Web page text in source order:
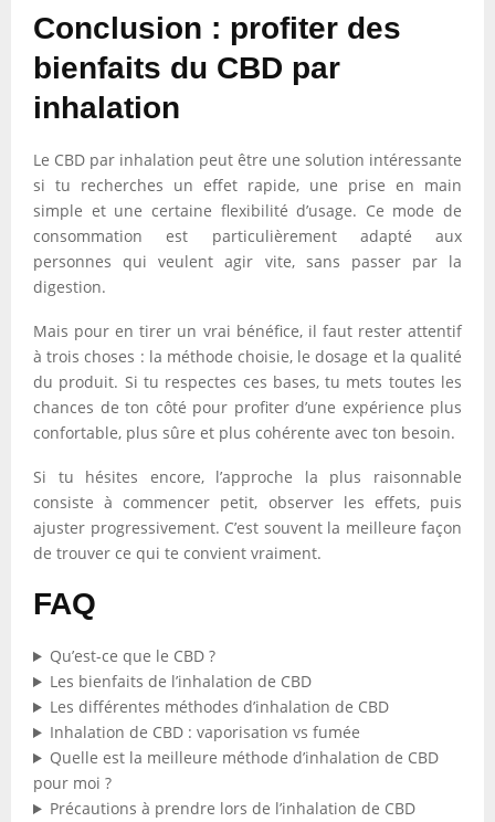
Conclusion : profiter des
bienfaits du CBD par
inhalation
Le CBD par inhalation peut être une solution intéressante
si tu recherches un effet rapide, une prise en main
simple et une certaine flexibilité d’usage. Ce mode de
consommation est particulièrement adapté aux
personnes qui veulent agir vite, sans passer par la
digestion.
Mais pour en tirer un vrai bénéfice, il faut rester attentif
à trois choses : la méthode choisie, le dosage et la qualité
du produit. Si tu respectes ces bases, tu mets toutes les
chances de ton côté pour profiter d’une expérience plus
confortable, plus sûre et plus cohérente avec ton besoin.
Si tu hésites encore, l’approche la plus raisonnable
consiste à commencer petit, observer les effets, puis
ajuster progressivement. C’est souvent la meilleure façon
de trouver ce qui te convient vraiment.
FAQ
Qu’est-ce que le CBD ?
Les bienfaits de l’inhalation de CBD
Les différentes méthodes d’inhalation de CBD
Inhalation de CBD : vaporisation vs fumée
Quelle est la meilleure méthode d’inhalation de CBD
pour moi ?
Précautions à prendre lors de l’inhalation de CBD